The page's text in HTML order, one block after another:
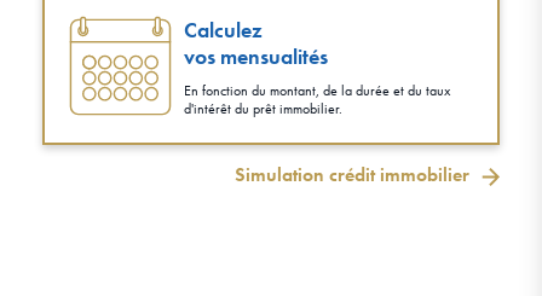
Calculez
vos mensualités
En fonction du montant, de la durée et du taux
d'intérêt du prêt immobilier.
Simulation crédit immobilier